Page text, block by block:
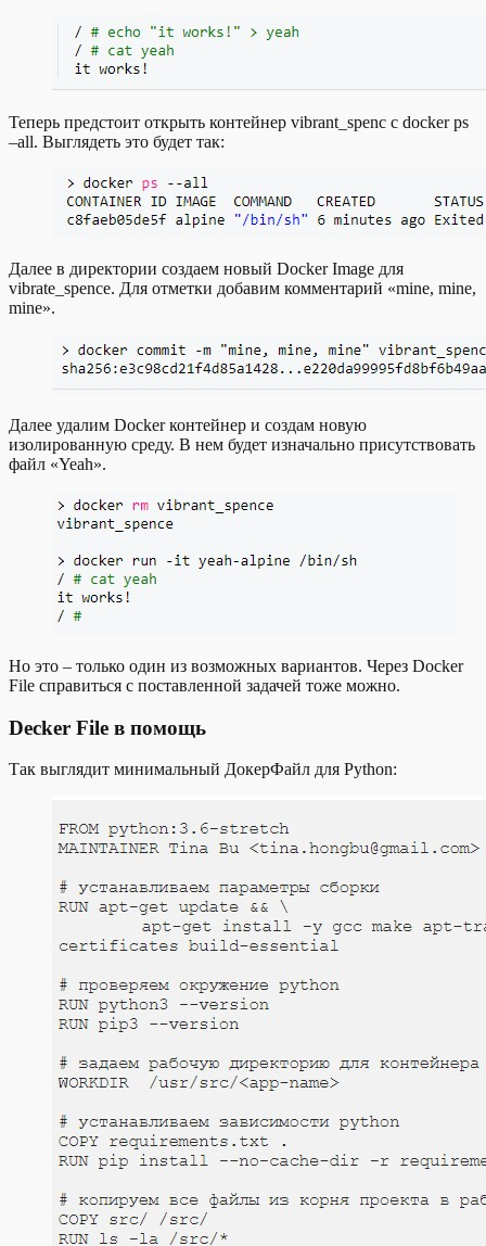
Теперь предстоит открыть контейнер vibrant_spenc с docker ps
–all. Выглядеть это будет так:
Далее в директории создаем новый Docker Image для
vibrate_spence. Для отметки добавим комментарий «mine, mine,
mine».
Далее удалим Docker контейнер и создам новую
изолированную среду. В нем будет изначально присутствовать
файл «Yeah».
Но это – только один из возможных вариантов. Через Docker
File справиться с поставленной задачей тоже можно.
Decker File в помощь
Так выглядит минимальный ДокерФайл для Python: